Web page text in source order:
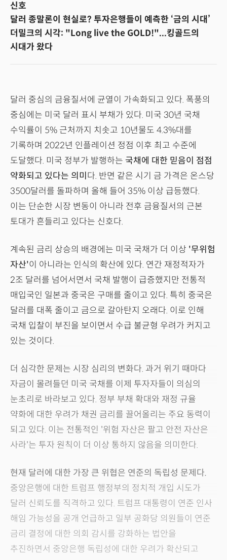
신호
달러 종말론이 현실로? 투자은행들이 예측한 ‘금의 시대’
더밀크의 시각: "Long live the GOLD!"...킹골드의
시대가 왔다
달러 중심의 금융질서에 균열이 가속화되고 있다. 폭풍의
중심에는 미국 달러 표시 부채가 있다. 미국 30년 국채
수익률이 5% 근처까지 치솟고 10년물도 4.3%대를
기록하며 2022년 인플레이션 정점 이후 최고 수준에
도달했다. 미국 정부가 발행하는 국채에 대한 믿음이 점점
약화되고 있다는 의미 다. 반면 같은 시기 금 가격은 온스당
3500달러를 돌파하며 올해 들어 35% 이상 급등했다.
이는 단순한 시장 변동이 아니라 전후 금융질서의 근본
토대가 흔들리고 있다는 신호다.
계속된 금리 상승의 배경에는 미국 국채가 더 이상 '무위험
자산'이 아니라는 인식의 확산에 있다. 연간 재정적자가
2조 달러를 넘어서면서 국채 발행이 급증했지만 전통적
매입국인 일본과 중국은 구매를 줄이고 있다. 특히 중국은
달러를 대폭 줄이고 금으로 갈아탄지 오래다. 이로 인해
국채 입찰이 부진을 보이면서 수급 불균형 우려가 커지고
있는 것이다.
더 심각한 문제는 시장 심리의 변화다. 과거 위기 때마다
자금이 몰려들던 미국 국채를 이제 투자자들이 의심의
눈초리로 바라보고 있다. 정부 부채 확대와 재정 규율
약화에 대한 우려가 채권 금리를 끌어올리는 주요 동력이
되고 있다. 이는 전통적인 '위험 자산은 팔고 안전 자산은
사라'는 투자 원칙이 더 이상 통하지 않음을 의미한다.
현재 달러에 대한 가장 큰 위협은 연준의 독립성 문제다.
중앙은행에 대한 트럼프 행정부의 정치적 개입 시도가
달러 신뢰도를 직격하고 있다. 트럼프 대통령이 연준 인사
해임 가능성을 공개 언급하고 일부 공화당 의원들이 연준
금리 결정에 대한 의회 감시를 강화하는 법안을
추진하면서 중앙은행 독립성에 대한 우려가 확산되고